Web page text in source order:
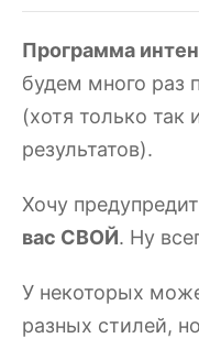
Программа
будем много раз
(хотя только
результатов).
Хочу
вас СВОЙ. Ну
У некоторых
разных стилей,